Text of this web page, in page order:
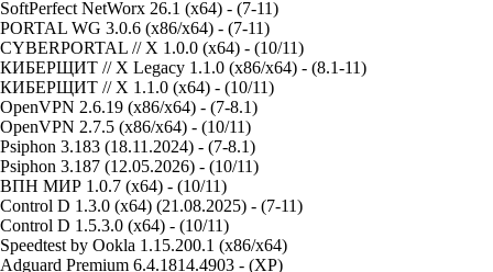
SoftPerfect NetWorx 26.1 (x64) - (7-11)
PORTAL WG 3.0.6 (x86/x64) - (7-11)
CYBERPORTAL // X 1.0.0 (x64) - (10/11)
КИБЕРЩИТ // X Legacy 1.1.0 (x86/x64) - (8.1-11)
КИБЕРЩИТ // X 1.1.0 (x64) - (10/11)
OpenVPN 2.6.19 (x86/x64) - (7-8.1)
OpenVPN 2.7.5 (x86/x64) - (10/11)
Psiphon 3.183 (18.11.2024) - (7-8.1)
Psiphon 3.187 (12.05.2026) - (10/11)
ВПН МИР 1.0.7 (x64) - (10/11)
Control D 1.3.0 (x64) (21.08.2025) - (7-11)
Control D 1.5.3.0 (x64) - (10/11)
Speedtest by Ookla 1.15.200.1 (x86/x64)
Adguard Premium 6.4.1814.4903 - (XP)